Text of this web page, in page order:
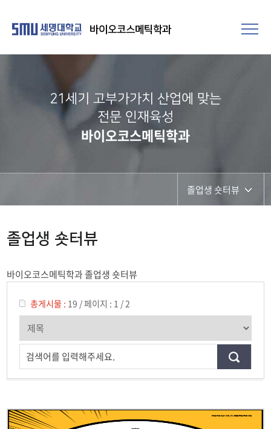
바이오코스메틱학과
21세기 고부가가치 산업에 맞는
전문 인재육성
바이오코스메틱학과
졸업생 숏터뷰
학생회 조직도
졸업생 숏터뷰
바이오코스메틱학과 졸업생 숏터뷰
총게시물 : 19 /페이지 : 1 / 2
검색어를 입력해주세요.